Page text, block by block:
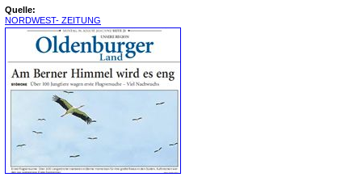
Quelle:
NORDWEST- ZEITUNG